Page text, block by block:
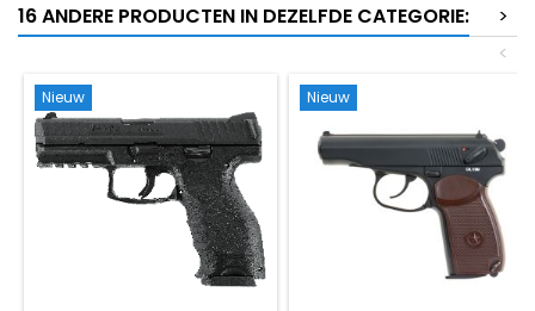
16 ANDERE PRODUCTEN IN DEZELFDE CATEGORIE:
>
<
Nieuw Nieuw